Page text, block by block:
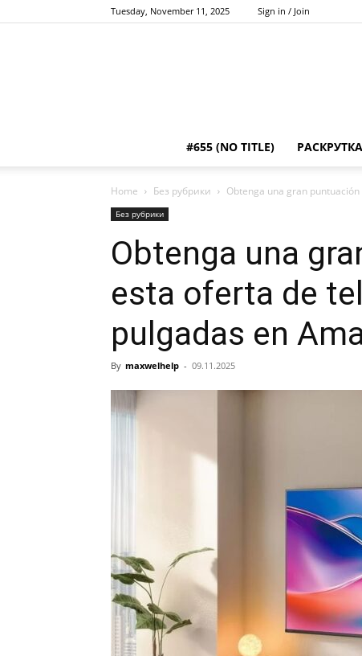
Tuesday, November 11, 2025 Sign in / Join
#655 (NO TITLE)
Home Без рубрики Obtenga una gran
Без рубрики
Obtenga una
esta oferta de
pulgadas en
By maxwelhelp - 09.11.2025